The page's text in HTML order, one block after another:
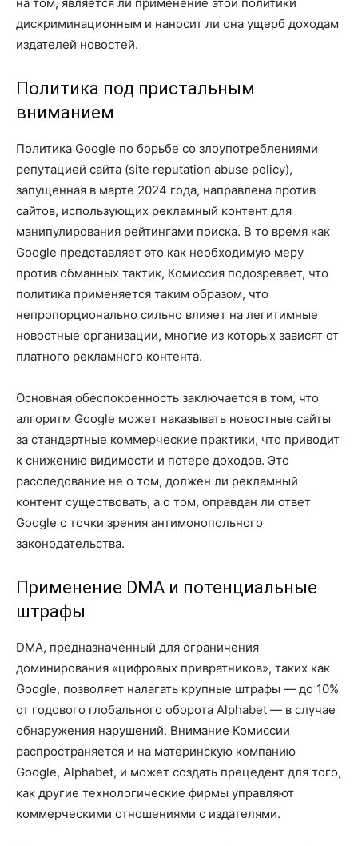
дискриминационным и наносит ли она ущерб доходам
издателей новостей.
Политика под пристальным
вниманием
Политика Google по борьбе со злоупотреблениями
репутацией сайта (site reputation abuse policy),
запущенная в марте 2024 года, направлена против
сайтов, использующих рекламный контент для
манипулирования рейтингами поиска. В то время как
Google представляет это как необходимую меру
против обманных тактик, Комиссия подозревает, что
политика применяется таким образом, что
непропорционально сильно влияет на легитимные
новостные организации, многие из которых зависят от
платного рекламного контента.
Основная обеспокоенность заключается в том, что
алгоритм Google может наказывать новостные сайты
за стандартные коммерческие практики, что приводит
к снижению видимости и потере доходов. Это
расследование не о том, должен ли рекламный
контент существовать, а о том, оправдан ли ответ
Google с точки зрения антимонопольного
законодательства.
Применение DMA и потенциальные
штрафы
DMA, предназначенный для ограничения
доминирования «цифровых привратников», таких как
Google, позволяет налагать крупные штрафы — до 10%
от годового глобального оборота Alphabet — в случае
обнаружения нарушений. Внимание Комиссии
распространяется и на материнскую компанию
Google, Alphabet, и может создать прецедент для того,
как другие технологические фирмы управляют
коммерческими отношениями с издателями.